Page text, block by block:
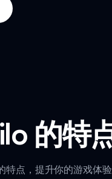
的特
点，提升你的游戏体